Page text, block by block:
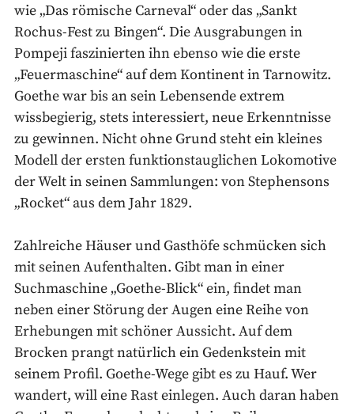
wie „Das römische Carneval“ oder das „Sankt
Rochus-Fest zu Bingen“. Die Ausgrabungen in
Pompeji faszinierten ihn ebenso wie die erste
„Feuermaschine“ auf dem Kontinent in Tarnowitz.
Goethe war bis an sein Lebensende extrem
wissbegierig, stets interessiert, neue Erkenntnisse
zu gewinnen. Nicht ohne Grund steht ein kleines
Modell der ersten funktionstauglichen Lokomotive
der Welt in seinen Sammlungen: von Stephensons
„Rocket“ aus dem Jahr 1829.
Zahlreiche Häuser und Gasthöfe schmücken sich
mit seinen Aufenthalten. Gibt man in einer
Suchmaschine „Goethe-Blick“ ein, findet man
neben einer Störung der Augen eine Reihe von
Erhebungen mit schöner Aussicht. Auf dem
Brocken prangt natürlich ein Gedenkstein mit
seinem Profil. Goethe-Wege gibt es zu Hauf. Wer
wandert, will eine Rast einlegen. Auch daran haben